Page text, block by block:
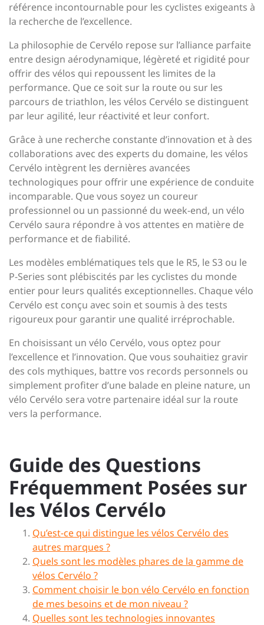
référence incontournable pour les cyclistes exigeants à
la recherche de l’excellence.
La philosophie de Cervélo repose sur l’alliance parfaite
entre design aérodynamique, légèreté et rigidité pour
offrir des vélos qui repoussent les limites de la
performance. Que ce soit sur la route ou sur les
parcours de triathlon, les vélos Cervélo se distinguent
par leur agilité, leur réactivité et leur confort.
Grâce à une recherche constante d’innovation et à des
collaborations avec des experts du domaine, les vélos
Cervélo intègrent les dernières avancées
technologiques pour offrir une expérience de conduite
incomparable. Que vous soyez un coureur
professionnel ou un passionné du week-end, un vélo
Cervélo saura répondre à vos attentes en matière de
performance et de fiabilité.
Les modèles emblématiques tels que le R5, le S3 ou le
P-Series sont plébiscités par les cyclistes du monde
entier pour leurs qualités exceptionnelles. Chaque vélo
Cervélo est conçu avec soin et soumis à des tests
rigoureux pour garantir une qualité irréprochable.
En choisissant un vélo Cervélo, vous optez pour
l’excellence et l’innovation. Que vous souhaitiez gravir
des cols mythiques, battre vos records personnels ou
simplement profiter d’une balade en pleine nature, un
vélo Cervélo sera votre partenaire idéal sur la route
vers la performance.
Guide des Questions
Fréquemment Posées sur
les Vélos Cervélo
Qu’est-ce qui distingue les vélos Cervélo des
autres marques ?
Quels sont les modèles phares de la gamme de
vélos Cervélo ?
Comment choisir le bon vélo Cervélo en fonction
de mes besoins et de mon niveau ?
Quelles sont les technologies innovantes